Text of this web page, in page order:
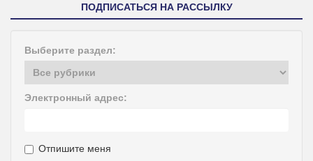
ПОДПИСАТЬСЯ НА РАССЫЛКУ
Выберите раздел:
Электронный адрес:
Отпишите меня